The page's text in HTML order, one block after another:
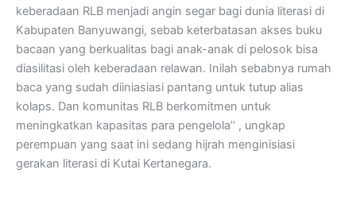
keberadaan RLB menjadi angin segar bagi dunia literasi di
Kabupaten Banyuwangi, sebab keterbatasan akses buku
bacaan yang berkualitas bagi anak-anak di pelosok bisa
diasilitasi oleh keberadaan relawan. Inilah sebabnya rumah
baca yang sudah diiniasiasi pantang untuk tutup alias
kolaps. Dan komunitas RLB berkomitmen untuk
meningkatkan kapasitas para pengelola’’ , ungkap
perempuan yang saat ini sedang hijrah menginisiasi
gerakan literasi di Kutai Kertanegara.